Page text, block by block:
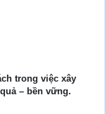
trong việc xây
– bền vững.